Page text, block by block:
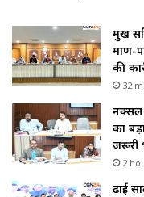
प्रमुख
की
32
नक्सल
का
जरूरी
2
ढाई